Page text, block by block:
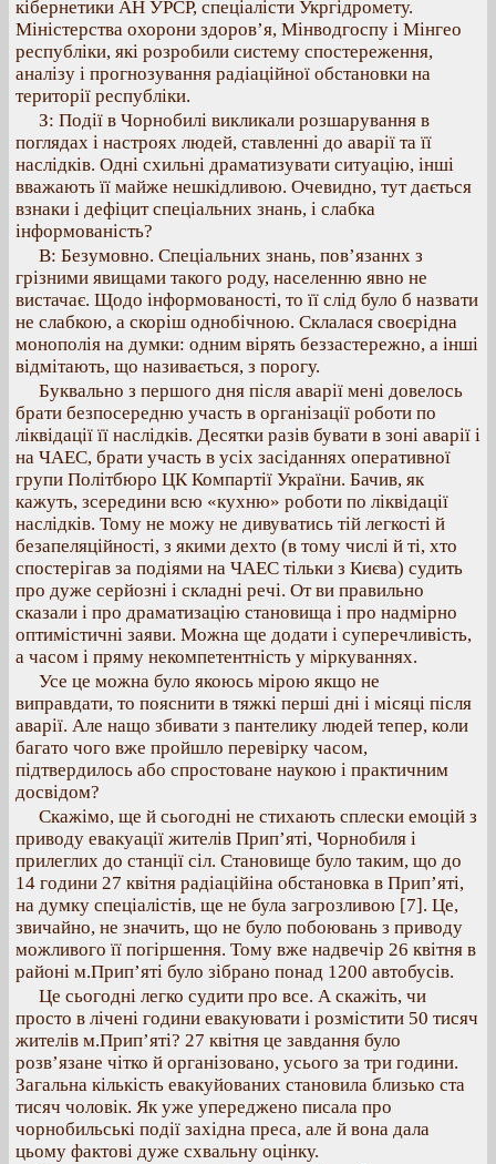
кібернетики АН УРСР, спеціалісти Укргідромету.
Міністерства охорони здоров’я, Мінводгоспу і Мінгео
республіки, які розробили систему спостереження,
аналізу і прогнозування радіаційної обстановки на
території республіки.
З: Події в Чорнобилі викликали розшарування в
поглядах і настроях людей, ставленні до аварії та її
наслідків. Одні схильні драматизувати ситуацію, інші
вважають її майже нешкідливою. Очевидно, тут дається
взнаки і дефіцит спеціальних знань, і слабка
інформованість?
В: Безумовно. Спеціальних знань, пов’язаннх з
грізними явищами такого роду, населенню явно не
вистачає. Щодо інформованості, то її слід було б назвати
не слабкою, а скоріш однобічною. Склалася своєрідна
монополія на думки: одним вірять беззастережно, а інші
відмітають, що називається, з порогу.
Буквально з першого дня після аварії мені довелось
брати безпосередню участь в організації роботи по
ліквідації її наслідків. Десятки разів бувати в зоні аварії і
на ЧАЕС, брати участь в усіх засіданнях оперативної
групи Політбюро ЦК Компартії України. Бачив, як
кажуть, зсередини всю «кухню» роботи по ліквідації
наслідків. Тому не можу не дивуватись тій легкості й
безапеляційності, з якими дехто (в тому числі й ті, хто
спостерігав за подіями на ЧАЕС тільки з Києва) судить
про дуже серйозні і складні речі. От ви правильно
сказали і про драматизацію становища і про надмірно
оптимістичні заяви. Можна ще додати і суперечливість,
а часом і пряму некомпетентність у міркуваннях.
Усе це можна було якоюсь мірою якщо не
виправдати, то пояснити в тяжкі перші дні і місяці після
аварії. Але нащо збивати з пантелику людей тепер, коли
багато чого вже пройшло перевірку часом,
підтвердилось або спростоване наукою і практичним
досвідом?
Скажімо, ще й сьогодні не стихають сплески емоцій з
приводу евакуації жителів Прип’яті, Чорнобиля і
прилеглих до станції сіл. Становище було таким, що до
14 години 27 квітня радіаційіна обстановка в Прип’яті,
на думку спеціалістів, ще не була загрозливою [7]. Це,
звичайно, не значить, що не було побоювань з приводу
можливого її погіршення. Тому вже надвечір 26 квітня в
районі м.Прип’яті було зібрано понад 1200 автобусів.
Це сьогодні легко судити про все. А скажіть, чи
просто в лічені години евакуювати і розмістити 50 тисяч
жителів м.Прип’яті? 27 квітня це завдання було
розв’язане чітко й організовано, усього за три години.
Загальна кількість евакуйованих становила близько ста
тисяч чоловік. Як уже упереджено писала про
чорнобильські події західна преса, але й вона дала
цьому фактові дуже схвальну оцінку.